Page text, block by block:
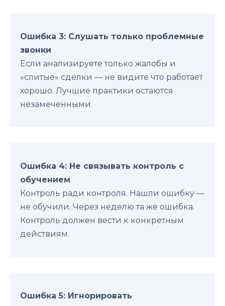
Ошибка 3: Слушать только проблемные
звонки
Если анализируете только жалобы и
«слитые» сделки — не видите что работает
хорошо. Лучшие практики остаются
незамеченными.
Ошибка 4: Не связывать контроль с
обучением
Контроль ради контроля. Нашли ошибку —
не обучили. Через неделю та же ошибка.
Контроль должен вести к конкретным
действиям.
Ошибка 5: Игнорировать